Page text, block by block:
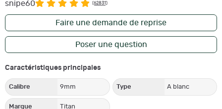
snipe60 (62831)
Faire une demande de reprise
Poser une question
Caractéristiques principales
Calibre 9mm Type A blanc
Marque Titan